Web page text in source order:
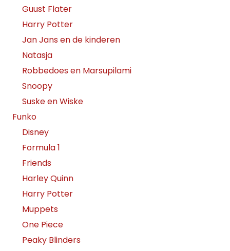
Guust Flater
Harry Potter
Jan Jans en de kinderen
Natasja
Robbedoes en Marsupilami
Snoopy
Suske en Wiske
Funko
Disney
Formula 1
Friends
Harley Quinn
Harry Potter
Muppets
One Piece
Peaky Blinders